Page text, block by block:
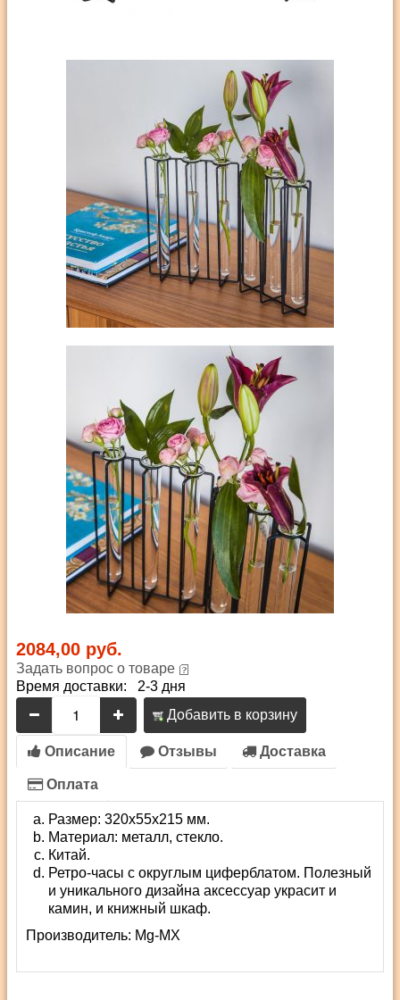
2084,00 руб.
Задать вопрос о товаре
Время доставки: 2-3 дня
Добавить в корзину
Описание Отзывы Доставка
Оплата
Размер: 320х55х215 мм.
Материал: металл, стекло.
Китай.
Ретро-часы с округлым циферблатом. Полезный
и уникального дизайна аксессуар украсит и
камин, и книжный шкаф.
Производитель: Mg-MX